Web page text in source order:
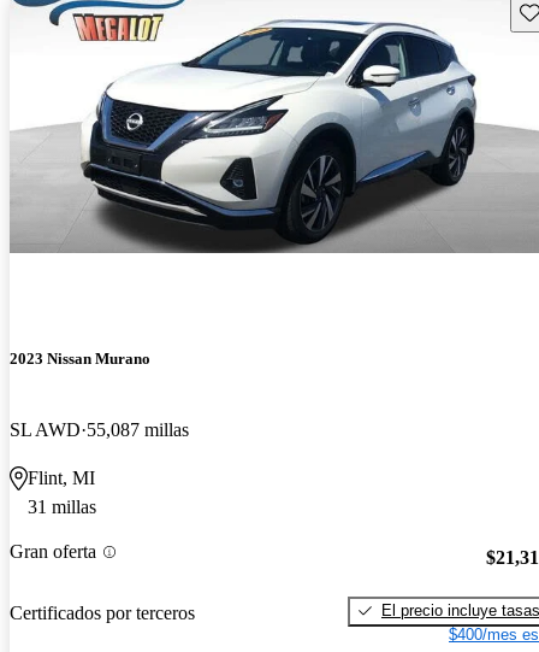
2023 Nissan Murano
SL AWD 55,087 millas
Flint, MI
31 millas
Gran oferta
Certificados por terceros
El precio incluye tasas
$400/mes